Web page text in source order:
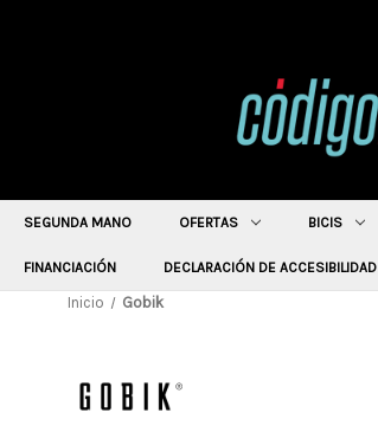
SEGUNDA MANO OFERTAS BICIS
FINANCIACIÓN DECLARACIÓN DE ACCESIBILIDAD
Inicio Gobik